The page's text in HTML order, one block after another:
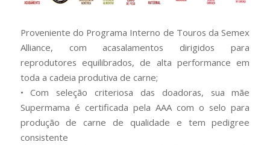
Proveniente do Programa Interno de Touros da Semex
Alliance, com acasalamentos dirigidos para
reprodutores equilibrados, de alta performance em
toda a cadeia produtiva de carne;
• Com seleção criteriosa das doadoras, sua mãe
Supermama é certificada pela AAA com o selo para
produção de carne de qualidade e tem pedigree
consistente